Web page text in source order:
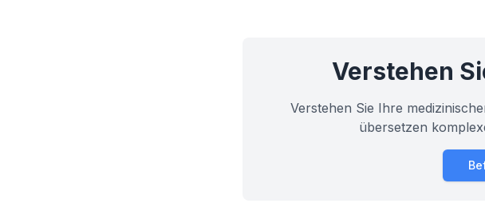
Verstehen
Verstehen Sie Ihre
übersetzen